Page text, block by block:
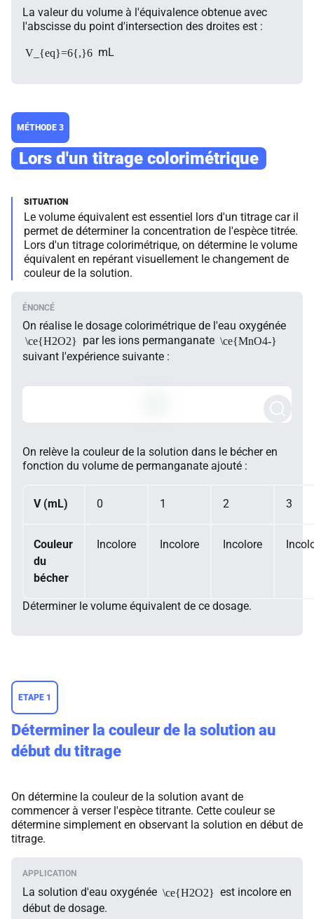
La valeur du volume à l'équivalence obtenue avec
l'abscisse du point d'intersection des droites est :
V_{eq}=6{,}6 mL
MÉTHODE 3
Lors d'un titrage colorimétrique
Le volume équivalent est essentiel lors d'un titrage car il
permet de déterminer la concentration de l'espèce titrée.
Lors d'un titrage colorimétrique, on détermine le volume
équivalent en repérant visuellement le changement de
couleur de la solution.
On réalise le dosage colorimétrique de l'eau oxygénée
\ce{H2O2} par les ions permanganate \ce{MnO4-}
suivant l'expérience suivante :
On relève la couleur de la solution dans le bécher en
fonction du volume de permanganate ajouté :
V(mL) 0 1 2 3
Couleur
du
bécher
Incolore Incolore Incolore
Déterminer le volume équivalent de ce dosage.
ETAPE 1
Déterminer la couleur de la solution au
début du titrage
On détermine la couleur de la solution avant de
commencer à verser l'espèce titrante. Cette couleur se
détermine simplement en observant la solution en début de
titrage.
La solution d'eau oxygénée \ce{H2O2} est incolore en
début de dosage.